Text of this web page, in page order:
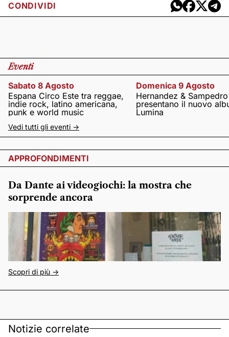
CONDIVIDI
Eventi
Sabato 8 Agosto
Espana Circo Este tra reggae,
indie rock, latino americana,
punk e world music
Domenica 9 Agosto
Hernandez & Sampedro
presentano il nuovo
Lumina
Vedi tutti gli eventi ->
APPROFONDIMENTI
Da Dante ai videogiochi: la mostra che
sorprende ancora
Scopri di più ->
Notizie correlate